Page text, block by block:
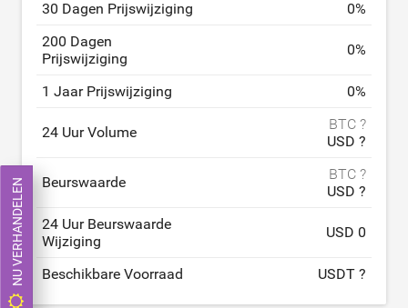
30 Dagen Prijswijziging 0%
200 Dagen
Prijswijziging
0%
1 Jaar Prijswijziging 0%
24 Uur Volume
BTC ?
USD ?
Beurswaarde
BTC ?
USD ?
24 Uur Beurswaarde
Wijziging
USD 0
Beschikbare Voorraad USDT ?
NU VERHANDELEN